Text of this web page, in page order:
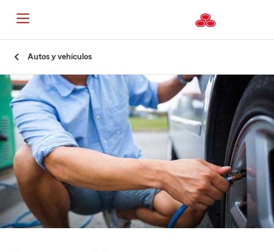
Autos y vehículos